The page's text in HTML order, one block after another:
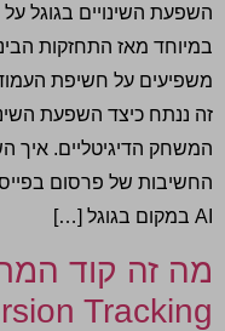
השפעת השינויים בגוגל
במיוחד מאז התחזקות
משפיעים על חשיפת
זה ננתח כיצד השפעת
החשיבות של פרסום
AI במקום בגוגל […]
Tracking)?